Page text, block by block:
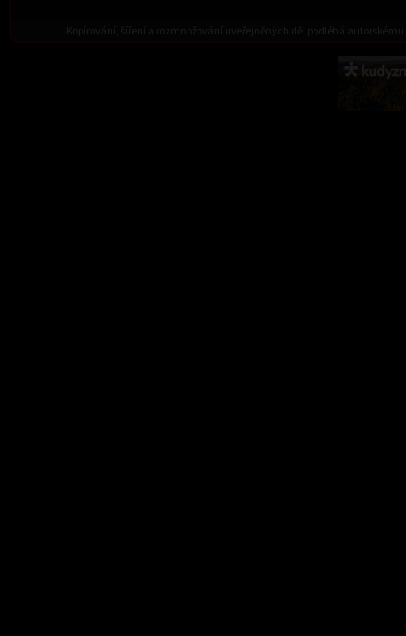
Kopírování, šíření a rozmnožování uveřejněných děl podléhá autorskému